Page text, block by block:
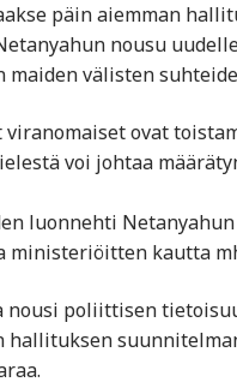
päin aiemman
nousu
maiden välisten
ovat
voi johtaa
luonnehti
ministeriöitten kautta
nousi poliittisen
hallituksen